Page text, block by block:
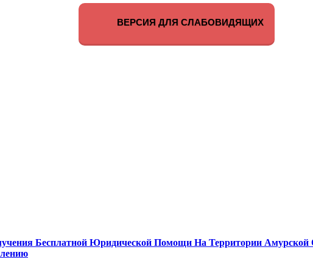
ВЕРСИЯ ДЛЯ СЛАБОВИДЯЩИХ
Бесплатной Юридической Помощи На Территории Амурской